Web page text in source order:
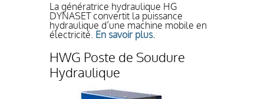
La génératrice hydraulique HG
DYNASET convertit la puissance
hydraulique d’une machine mobile en
électricité. En savoir plus.
HWG Poste de Soudure
Hydraulique